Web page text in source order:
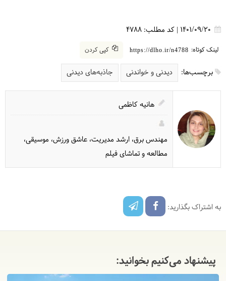
1401/09/20
| کد مطلب: 4788
لینک کوتاه: https://dlho.ir/n4788 کپی کردن
برچسب‌ها: دیدنی و خواندنی جاذبه‌های دیدنی
هانیه کاظمی
مهندس برق، ارشد مدیریت، عاشق ورزش، موسیقی،
مطالعه و تماشای فیلم
به اشتراک بگذارید:
پیشنهاد می‌کنیم بخوانید: